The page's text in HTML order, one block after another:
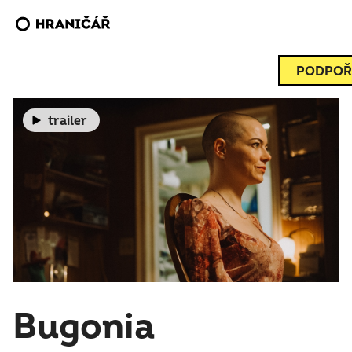
trailer
Bugonia